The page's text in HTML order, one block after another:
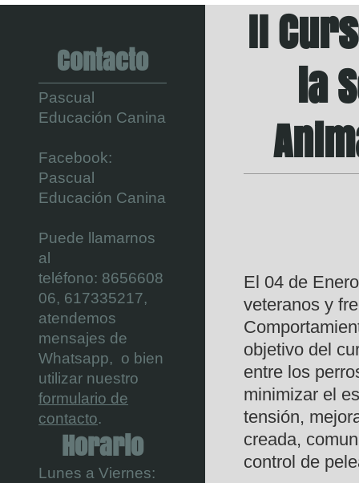
II
la
El 04 de
veteranos y
objetivo del
entre los
minimizar el
tensión,
creada,
control de
Contacto
Pascual
Educación Canina
Facebook:
Pascual
Educación Canina
Puede llamarnos
al
teléfono: 8656608
06, 617335217,
atendemos
mensajes de
Whatsapp, o bien
utilizar nuestro
formulario de
contacto.
Horario
Lunes a Viernes: